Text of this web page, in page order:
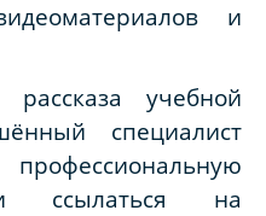
и
рассказа учебной
специалист
ссылаться на